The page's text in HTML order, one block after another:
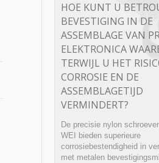
HOE KUNT U
BEVESTIGING IN DE
ASSEMBLAGE VAN
ELEKTRONICA
TERWIJL U HET
CORROSIE EN DE
ASSEMBLAGETIJD
VERMINDERT?
De precisie nylon
WEI bieden superieure
corrosiebestendigheid in
met metalen